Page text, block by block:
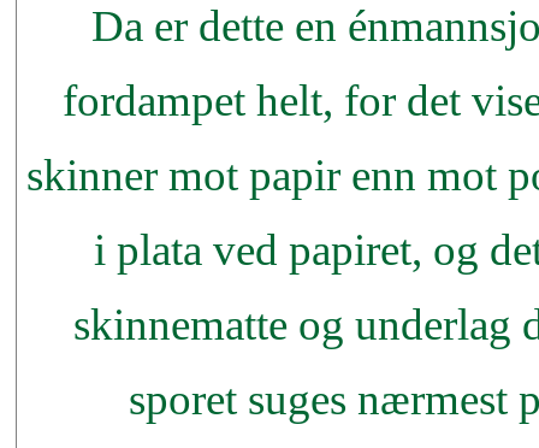
Da er dette en
fordampet helt, for det
skinner mot papir enn mot
i plata ved papiret, og
skinnematte og underlag
sporet suges nærmest